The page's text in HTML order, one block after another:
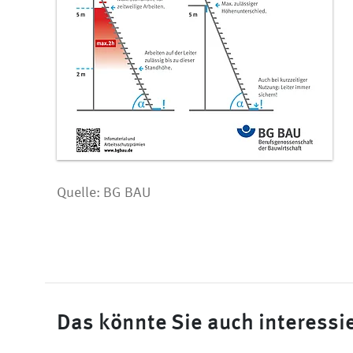
Quelle: BG BAU
Das könnte Sie auch